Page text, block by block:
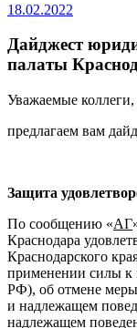
18.02.2022
Дайджест
палаты
Уважаемые коллеги,
предлагаем вам
Защита
По сообщению «АГ
Краснодара
Краснодарского
применении силы к
РФ), об отмене меры
и надлежащем
надлежащем